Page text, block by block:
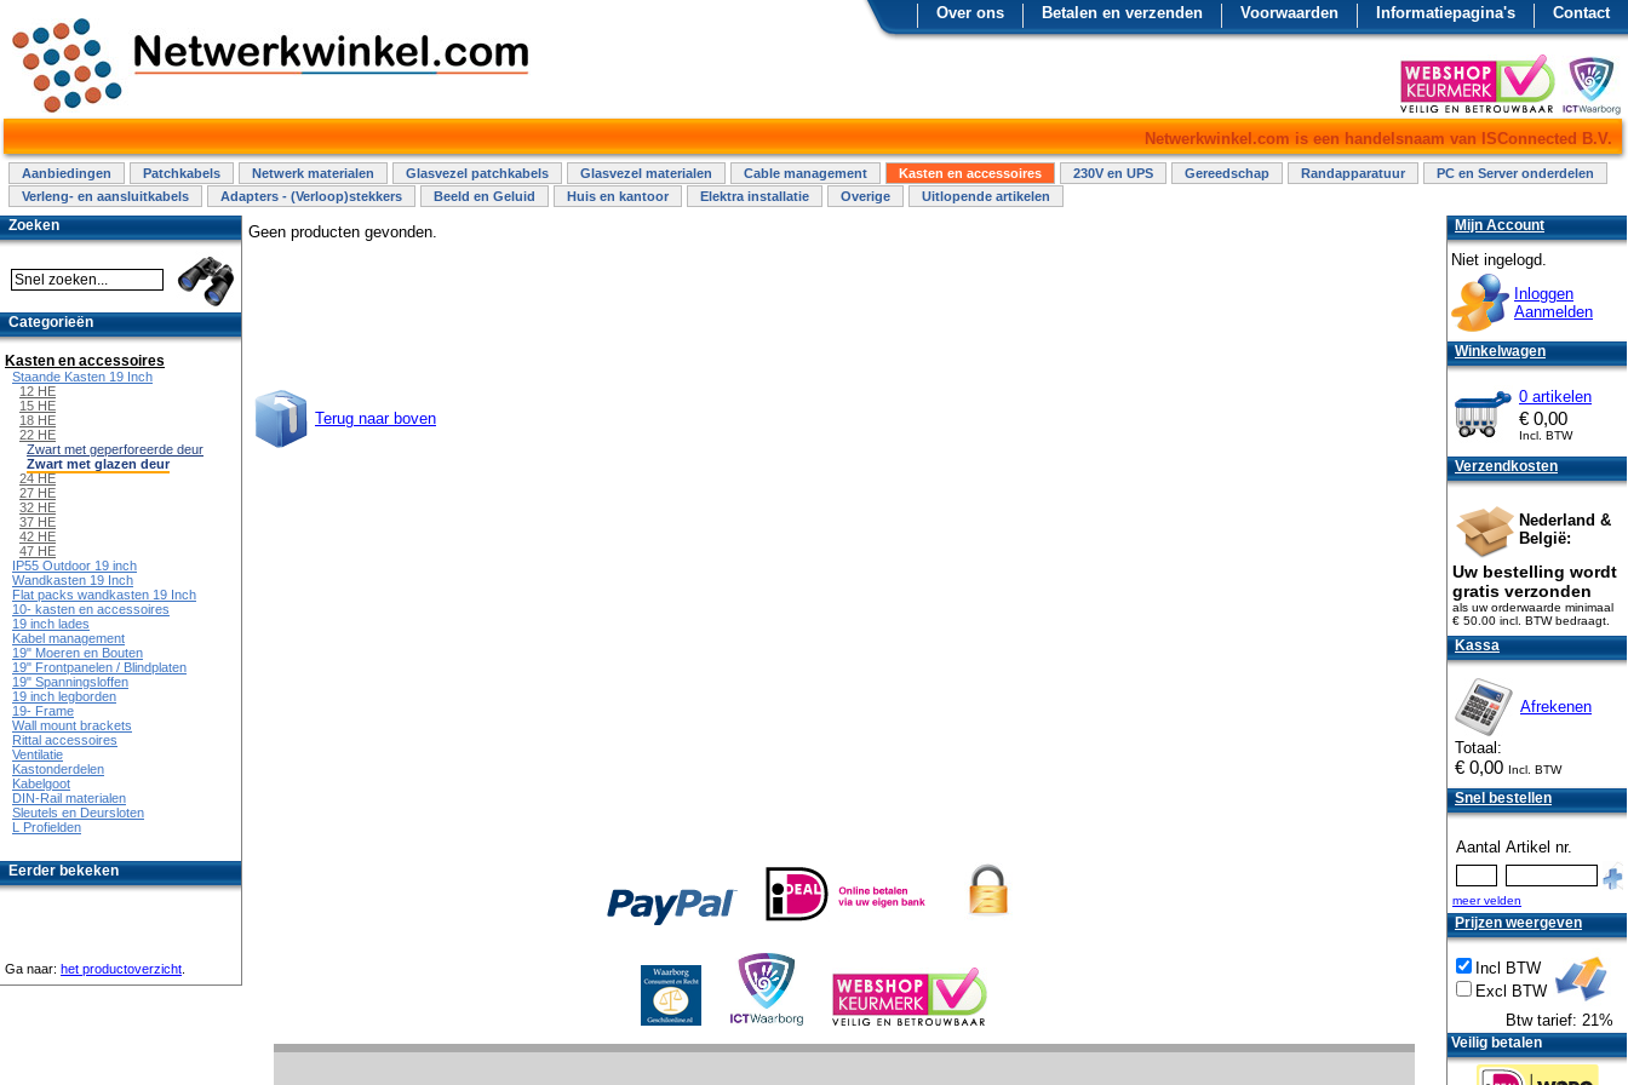
Contact
Informatiepagina's
Voorwaarden
Betalen en verzenden
Over ons
Netwerkwinkel.com is een handelsnaam van ISConnected B.V.
Aanbiedingen Patchkabels Netwerk materialen Glasvezel patchkabels Glasvezel materialen Cable management Kasten en accessoires 230V en UPS Gereedschap Randapparatuur
PC en Server onderdelen
Verleng- en aansluitkabels
Adapters - (Verloop)stekkers Beeld en Geluid Huis en kantoor Elektra installatie Overige Uitlopende artikelen
Geen producten gevonden.
Terug naar boven
Zoeken
Categorieën
Kasten en accessoires
Staande Kasten 19 Inch
12 HE
15 HE
18 HE
22 HE
Zwart met geperforeerde deur
Zwart met glazen deur
24 HE
27 HE
32 HE
37 HE
42 HE
47 HE
IP55 Outdoor 19 inch
Wandkasten 19 Inch
Flat packs wandkasten 19 Inch
10- kasten en accessoires
19 inch lades
Kabel management
19" Moeren en Bouten
19" Frontpanelen / Blindplaten
19" Spanningsloffen
19 inch legborden
19- Frame
Wall mount brackets
Rittal accessoires
Ventilatie
Kastonderdelen
Kabelgoot
DIN-Rail materialen
Sleutels en Deursloten
L Profielden
Eerder bekeken
Ga naar: het productoverzicht
Mijn Account
Niet ingelogd.
Inloggen
Aanmelden
Winkelwagen
0 artikelen
€ 0,00
Incl. BTW
Verzendkosten
Nederland &
België:
Uw bestelling wordt
gratis verzonden
als uw orderwaarde minimaal
€ 50.00 incl. BTWbedraagt.
Kassa
Afrekenen
Totaal:
€ 0,00 Incl. BTW
Snel bestellen
Aantal Artikel nr.
meer velden
Prijzen weergeven
Incl BTW
Excl BTW
Btw tarief: 21%
Veilig betalen